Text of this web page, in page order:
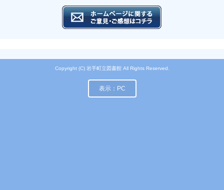
Copyright (C) 岩手町立図書館 All Rights Reserved.
表示：PC